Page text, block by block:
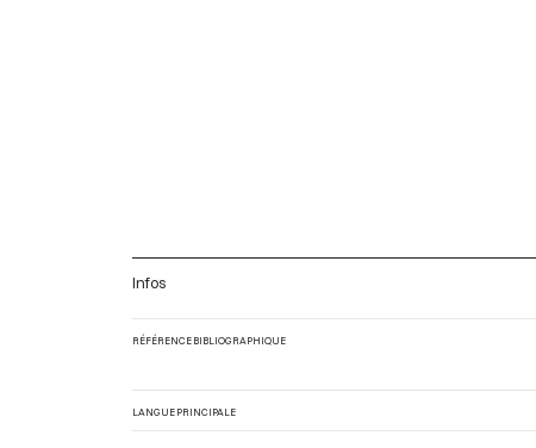
Infos
RÉFÉRENCE BIBLIOGRAPHIQUE
LANGUE PRINCIPALE